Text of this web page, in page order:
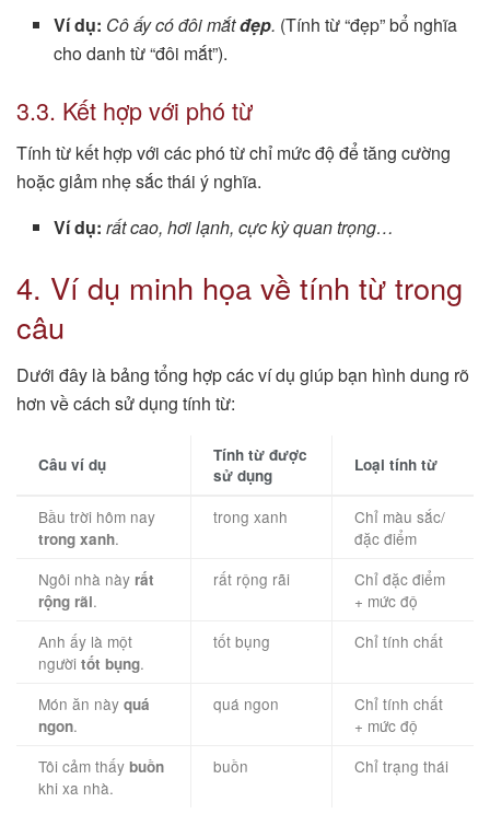
Ví dụ: Cô ấy có đôi mắtđẹp. (Tính từ “đẹp” bổ nghĩa
cho danh từ “đôi mắt”).
3.3. Kết hợp với phó từ
Tính từ kết hợp với các phó từ chỉ mức độ để tăng cường
hoặc giảm nhẹ sắc thái ý nghĩa.
Ví dụ: rất cao, hơi lạnh, cực kỳ quan trọng…
4. Ví dụ minh họa về tính từ trong
câu
Dưới đây là bảng tổng hợp các ví dụ giúp bạn hình dung rõ
hơn về cách sử dụng tính từ:
Câu ví dụ
Tính từ được
sử dụng
Loại tính từ
Bầu trời hôm nay
trong xanh.
trong xanh
Chỉ màu sắc/
đặc điểm
Ngôi nhà này rất
rộng rãi.
rất rộng rãi
Chỉ đặc điểm
+ mức độ
Anh ấy là một
người tốt bụng.
tốt bụng Chỉ tính chất
Món ăn này quá
ngon.
quá ngon
Chỉ tính chất
+ mức độ
Tôi cảm thấy buồn
khi xa nhà.
buồn Chỉ trạng thái